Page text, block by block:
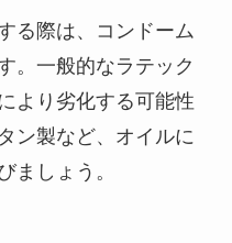
る際は、コンドーム
。一般的なラテック
より劣化する可能性
ン製など、オイルに
ましょう。